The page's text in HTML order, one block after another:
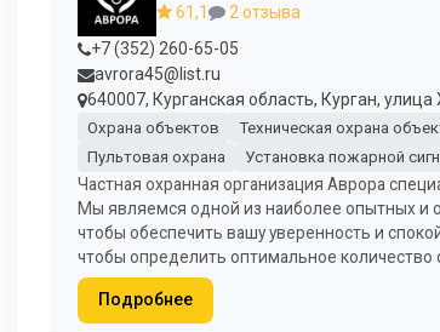
61,1
2 отзыва
+7 (352) 260-65-05
avrora45@list.ru
640007, Курганская область, Курган,
Охрана объектов Техническая охрана
Пультовая охрана
Установка пожарной
Частная охранная организация Аврора
Мы являемся одной из наиболее опытных и
чтобы обеспечить вашу уверенность и
чтобы определить оптимальное количество
Подробнее